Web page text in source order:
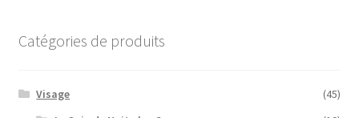
Catégories de produits
Visage
(45)